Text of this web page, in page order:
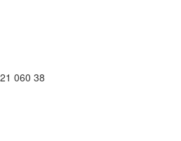
060 38